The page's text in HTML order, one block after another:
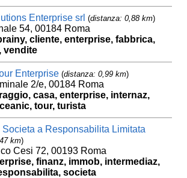
Enterprise srl (distanza: 0,88 km)
54, 00184 Roma
cliente, enterprise, fabbrica,
vendite
Enterprise (distanza: 0,99 km)
2/e, 00184 Roma
casa, enterprise, internaz,
tour, turista
Societa a Responsabilita Limitata
km)
Cesi 72, 00193 Roma
finanz, immob, intermediaz,
societa